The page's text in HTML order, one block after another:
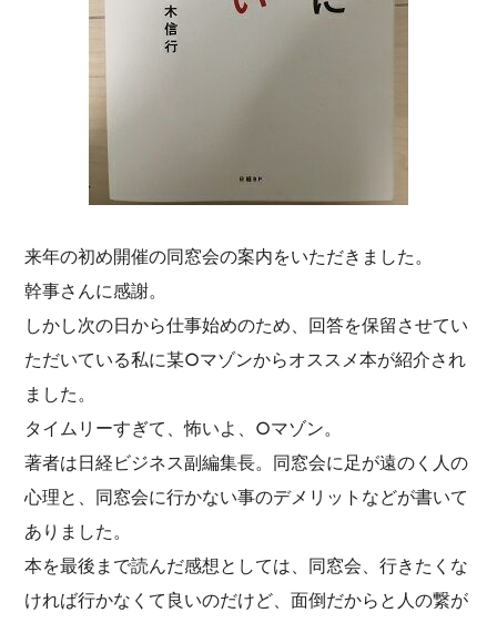
来年の初め開催の同窓会の案内をいただきました。
幹事さんに感謝。
しかし次の日から仕事始めのため、回答を保留させてい
ただいている私に某○マゾンからオススメ本が紹介され
ました。
タイムリーすぎて、怖いよ、○マゾン。
著者は日経ビジネス副編集長。同窓会に足が遠のく人の
心理と、同窓会に行かない事のデメリットなどが書いて
ありました。
本を最後まで読んだ感想としては、同窓会、行きたくな
ければ行かなくて良いのだけど、面倒だからと人の繋が